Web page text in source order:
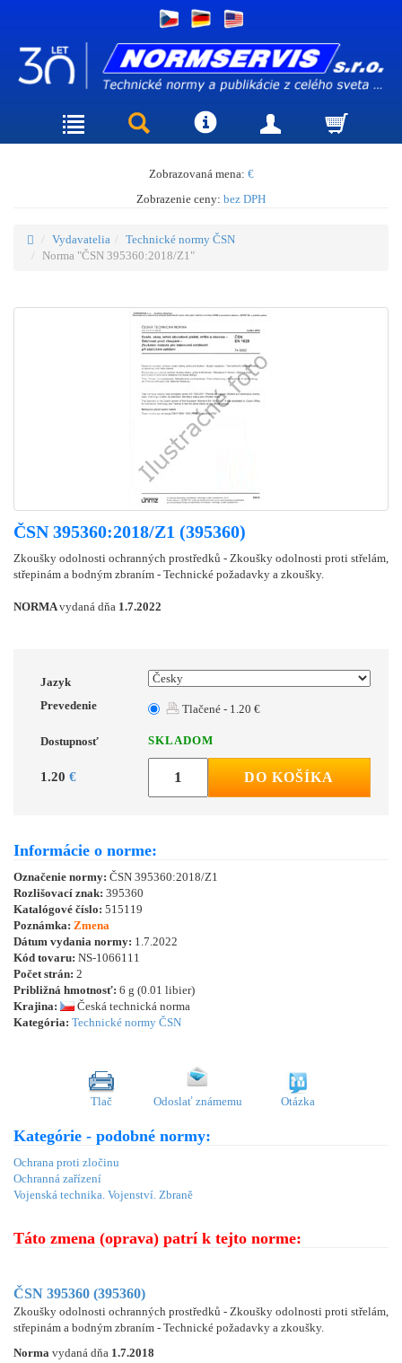
Zobrazovaná mena: €
Zobrazenie ceny: bez DPH
Vydavatelia
Technické normy ČSN
Norma "ČSN 395360:2018/Z1"
ČSN 395360:2018/Z1 (395360)
Zkoušky odolnosti ochranných prostředků - Zkoušky odolnosti proti střelám,
střepinám a bodným zbraním - Technické požadavky a zkoušky.
NORMAvydaná dňa 1.7.2022
Jazyk
Prevedenie
Tlačené - 1.20 €
Dostupnosť SKLADOM
1.20 € DO KOŠÍKA
Informácie o norme:
Označenie normy: ČSN 395360:2018/Z1
Rozlišovací znak: 395360
Katalógové číslo: 515119
Poznámka: Zmena
Dátum vydania normy: 1.7.2022
Kód tovaru: NS-1066111
Počet strán: 2
Približná hmotnosť: 6 g (0.01 libier)
Krajina:
Česká technická norma
Kategória: Technické normy ČSN
Tlač Odoslať známemu Otázka
Kategórie - podobné normy:
Ochrana proti zločinu
Ochranná zařízení
Vojenská technika. Vojenství. Zbraně
Táto zmena (oprava) patrí k tejto norme:
ČSN 395360 (395360)
Zkoušky odolnosti ochranných prostředků - Zkoušky odolnosti proti střelám,
střepinám a bodným zbraním - Technické požadavky a zkoušky.
Norma vydaná dňa 1.7.2018